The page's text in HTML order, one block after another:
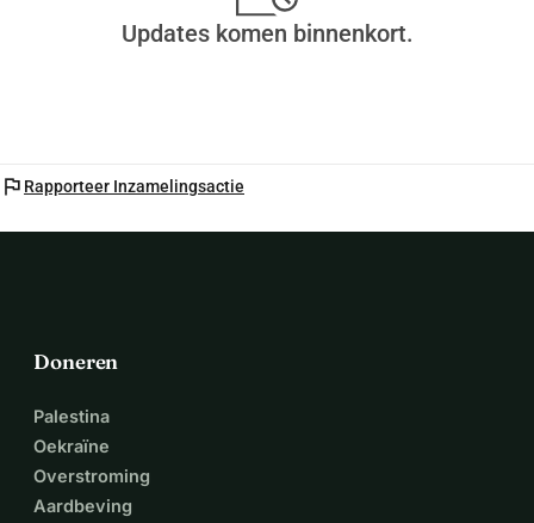
Updates komen binnenkort.
flag Rapporteer Inzamelingsactie
Doneren
Palestina
Oekraïne
Overstroming
Aardbeving